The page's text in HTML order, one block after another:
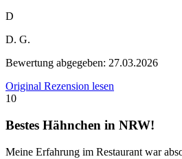
D
D. G.
Bewertung abgegeben: 27.03.2026
Original Rezension lesen
10
Bestes Hähnchen in NRW!
Meine Erfahrung im Restaurant war